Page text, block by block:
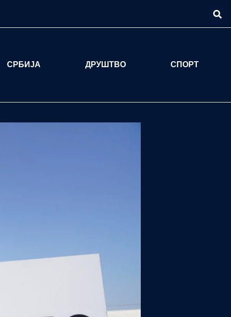
СРБИЈА ДРУШТВО СПОРТ